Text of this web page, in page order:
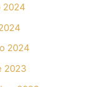
2024
2024
2023